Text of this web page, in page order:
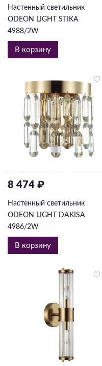
Настенный светильник
ODEON LIGHT STIKA
4988/2W
В корзину
8 474 ₽
Настенный светильник
ODEON LIGHT DAKISA
4986/2W
В корзину